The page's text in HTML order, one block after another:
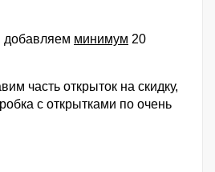
минимум 20
часть открыток на скидку,
с открытками по очень